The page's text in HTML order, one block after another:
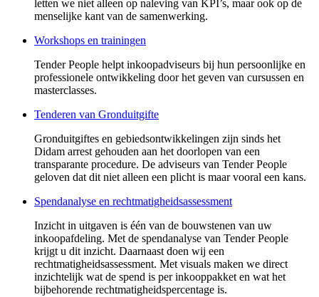
letten we niet alleen op naleving van KPI’s, maar ook op de
menselijke kant van de samenwerking.
Workshops en trainingen
Tender People helpt inkoopadviseurs bij hun persoonlijke en
professionele ontwikkeling door het geven van cursussen en
masterclasses.
Tenderen van Gronduitgifte
Gronduitgiftes en gebiedsontwikkelingen zijn sinds het
Didam arrest gehouden aan het doorlopen van een
transparante procedure. De adviseurs van Tender People
geloven dat dit niet alleen een plicht is maar vooral een kans.
Spendanalyse en rechtmatigheids­assessment
Inzicht in uitgaven is één van de bouwstenen van uw
inkoopafdeling. Met de spendanalyse van Tender People
krijgt u dit inzicht. Daarnaast doen wij een
rechtmatigheidsassessment. Met visuals maken we direct
inzichtelijk wat de spend is per inkooppakket en wat het
bijbehorende rechtmatigheidspercentage is.